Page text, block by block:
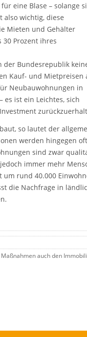
eine Blase – solange
also wichtig, diese
Mieten und Gehälter
Prozent ihres
der Bundesrepublik
Kauf- und Mietpreisen
Neubauwohnungen in
ist ein Leichtes, sich
so lautet der
werden hingegen oft
sind zwar
immer mehr
um rund 40.000
die Nachfrage in
auch den